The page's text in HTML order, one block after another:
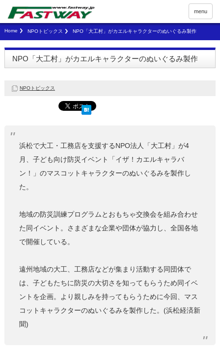
menu
Home NPOトピックス NPO「大工村」がカエルキャラクターのぬいぐるみ製作
NPO「大工村」がカエルキャラクターのぬいぐるみ製作
NPOトピックス
浜松で大工・工務店を支援するNPO法人「大工村」が4
月、子ども向け防災イベント「イザ！カエルキャラバ
ン！」のマスコットキャラクターのぬいぐるみを製作し
た。
地域の防災訓練プログラムとおもちゃ交換会を組み合わせ
た同イベント。さまざまな企業や団体が協力し、全国各地
で開催している。
遠州地域の大工、工務店などが集まり活動する同団体で
は、子どもたちに防災の大切さを知ってもらうため同イベ
ントを企画。より親しみを持ってもらうために今回、マス
コットキャラクターのぬいぐるみを製作した。(浜松経済新
聞)